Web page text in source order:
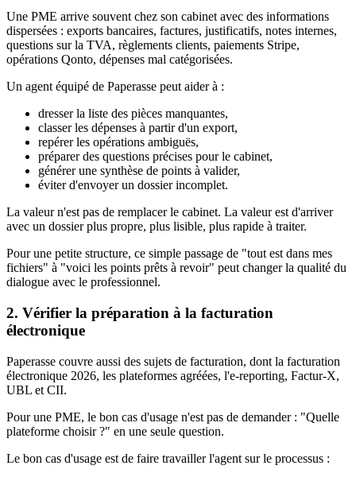
Une PME arrive souvent chez son cabinet avec des informations
dispersées : exports bancaires, factures, justificatifs, notes internes,
questions sur la TVA, règlements clients, paiements Stripe,
opérations Qonto, dépenses mal catégorisées.
Un agent équipé de Paperasse peut aider à :
dresser la liste des pièces manquantes,
classer les dépenses à partir d'un export,
repérer les opérations ambiguës,
préparer des questions précises pour le cabinet,
générer une synthèse de points à valider,
éviter d'envoyer un dossier incomplet.
La valeur n'est pas de remplacer le cabinet. La valeur est d'arriver
avec un dossier plus propre, plus lisible, plus rapide à traiter.
Pour une petite structure, ce simple passage de "tout est dans mes
fichiers" à "voici les points prêts à revoir" peut changer la qualité du
dialogue avec le professionnel.
2. Vérifier la préparation à la facturation
électronique
Paperasse couvre aussi des sujets de facturation, dont la facturation
électronique 2026, les plateformes agréées, l'e-reporting, Factur-X,
UBL et CII.
Pour une PME, le bon cas d'usage n'est pas de demander : "Quelle
plateforme choisir ?" en une seule question.
Le bon cas d'usage est de faire travailler l'agent sur le processus :